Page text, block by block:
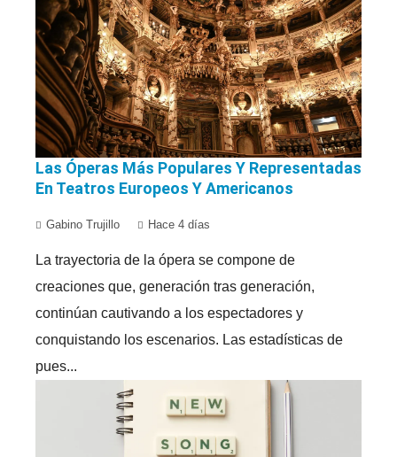
Las Óperas Más Populares Y Representadas
En Teatros Europeos Y Americanos
Gabino Trujillo Hace 4 días
La trayectoria de la ópera se compone de
creaciones que, generación tras generación,
continúan cautivando a los espectadores y
conquistando los escenarios. Las estadísticas de
pues...